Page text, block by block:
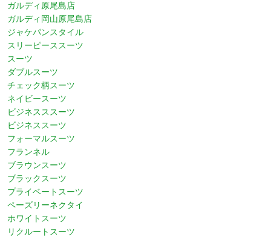
ガルディ原尾島店
ガルディ岡山原尾島店
ジャケパンスタイル
スリーピーススーツ
スーツ
ダブルスーツ
チェック柄スーツ
ネイビースーツ
ビジネスススーツ
ビジネススーツ
フォーマルスーツ
フランネル
ブラウンスーツ
ブラックスーツ
プライベートスーツ
ペーズリーネクタイ
ホワイトスーツ
リクルートスーツ